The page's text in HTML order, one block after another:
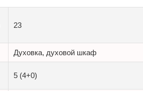
23
Духовка, духовой шкаф
5 (4+0)